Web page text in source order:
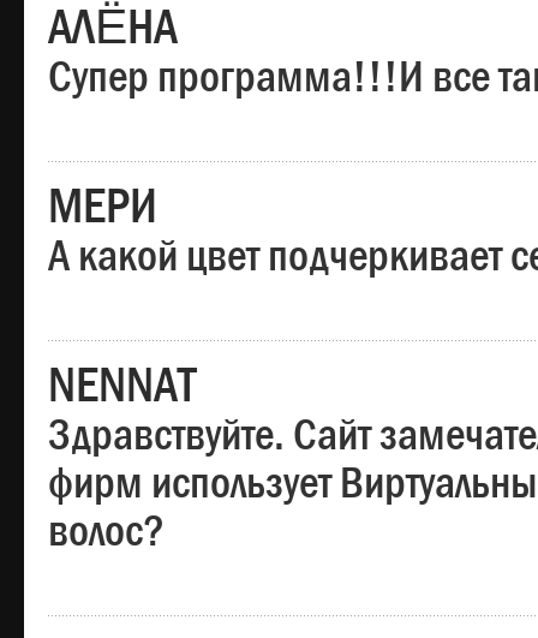
АЛЁНА
Супер программа!!!И все
МЕРИ
А какой цвет подчеркивает
NENNAT
Здравствуйте. Сайт
фирм использует
волос?